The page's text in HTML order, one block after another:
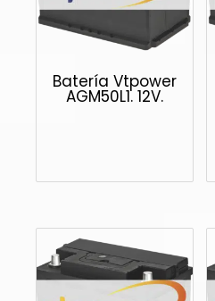
Batería Vtpower
AGM50L1. 12V.